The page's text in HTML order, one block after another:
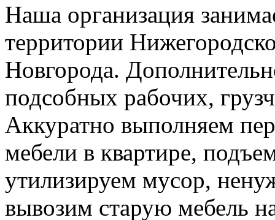
Наша организация
территории
Новгорода.
подсобных рабочих,
Аккуратно выполняем
мебели в квартире,
утилизируем мусор,
вывозим старую мебель